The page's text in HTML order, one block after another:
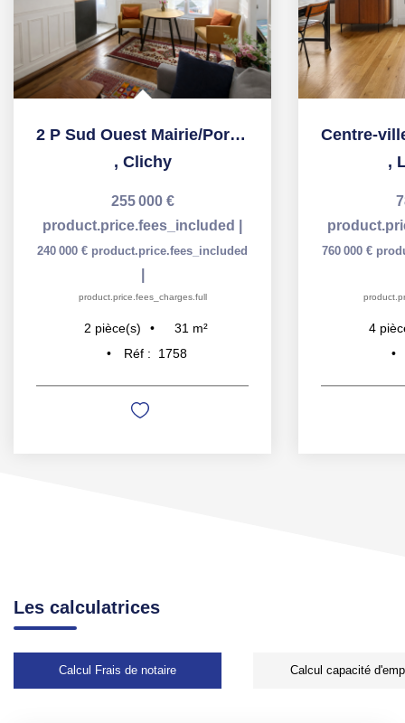
2 P Sud Ouest Mairie/Porte de Clichy parfait état
, Clichy
255 000 €
product.price.fees_included
240 000 € product.price.fees_included
product.price.fees_charges.full
2 pièce(s) 31 m²
Réf :
1758
,
760 000 €
4
Les calculatrices
Calcul Frais de notaire Calcul capacité